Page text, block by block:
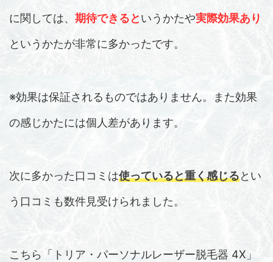
に関しては、 期待できるというかたや実際効果あり
というかたが非常に多かったです。
※効果は保証されるものではありません。また効果
の感じかたには個人差があります。
次に多かった口コミは使っていると重く感じるとい
う口コミも数件見受けられました。
こちら「トリア・パーソナルレーザー脱毛器 4X」